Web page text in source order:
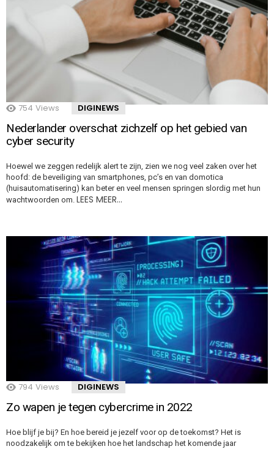
754 Views DIGINEWS
Nederlander overschat zichzelf op het gebied van
cyber security
Hoewel we zeggen redelijk alert te zijn, zien we nog veel zaken over het
hoofd: de beveiliging van smartphones, pc’s en van domotica
(huisautomatisering) kan beter en veel mensen springen slordig met hun
wachtwoorden om. LEES MEER…
794 Views DIGINEWS
Zo wapen je tegen cybercrime in 2022
Hoe blijf je bij? En hoe bereid je jezelf voor op de toekomst? Het is
noodzakelijk om te bekijken hoe het landschap het komende jaar